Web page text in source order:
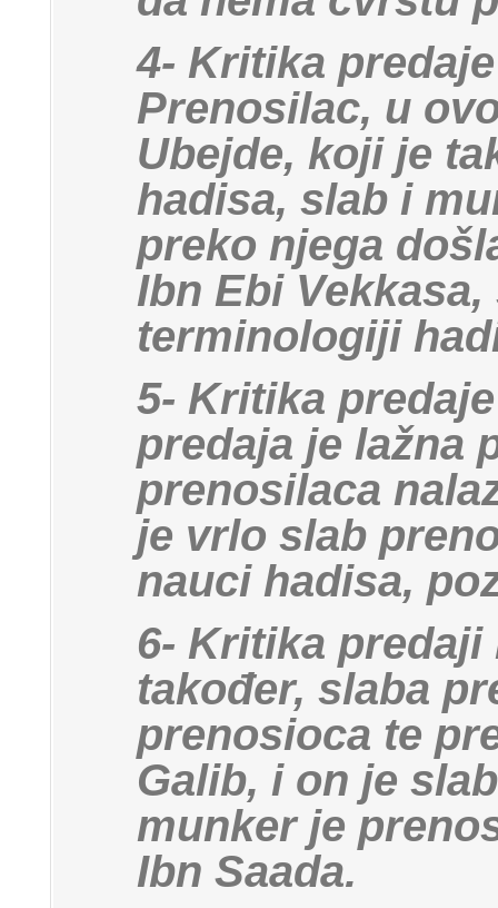
4- Kritika
Prenosilac, u
Ubejde, koji je
hadisa, slab i
preko njega
Ibn Ebi
terminologiji
5- Kritika
predaja je lažna
prenosilaca
je vrlo slab
nauci hadisa,
6- Kritika predaji
također, slaba
prenosioca te
Galib, i on je
munker je
Ibn Saada.